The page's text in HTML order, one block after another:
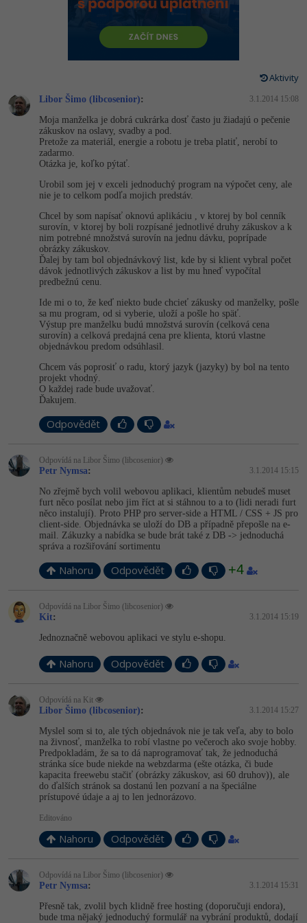
HTML5, CSS3, Bootstrap, SEO
SQL a databáze
UML a návrhové vzory
React
Spring
ASP.NET MVC
Django
Best practices
JavaScript
Python
HTML / CSS
UML a návrhové vzory
MySQL/MariaDB
MS-SQL
SQLite
Vývojář mobilních aplikací
Specialista na AI a bigdata
Webdesigner
Tester
Systémový administrátor
Grafik / UX/UI návrhář
3D grafik
Projektový manažer
Databázový analytik
Copywriter
WordPress specialista
SEO specialista
Python -80%
JavaScript -80%
-80%
Swift -80%
Kotlin -80%
-80%
VB.NET
SQL
Návrh SW -80%
Algoritmy -41%
Umělá inteligence (AI) -10%
Pro děti
Více
Fórum
Digitální gramotnost
Marketing -30%
-30%
UX
Kryptoměny -25%
Copywriting -30%
MS Office -80%
Google Dokumenty
Time management
Windows
Linux
Sítě
Kybernetická bezpečnost
Elektronický podpis
Fórum
-80%
Adobe Illustrator -80%
Adobe XD
Adobe InDesign -25%
Adobe After Effects
Blender
Inkscape
Fotografování -80%
Video
Ostatní
Fórum
Aktivity
Libor Šimo (libcosenior): 3.1.2014 15:08
Moja manželka je dobrá cukrárka dosť často ju žiadajú o pečenie
zákuskov na oslavy, svadby a pod.
Pretože za materiál, energie a robotu je treba platiť, nerobí to
zadarmo.
Otázka je, koľko pýtať.
Urobil som jej v exceli jednoduchý program na výpočet ceny, ale
nie je to celkom podľa mojich predstáv.
Chcel by som napísať oknovú aplikáciu , v ktorej by bol cenník
surovín, v ktorej by boli rozpísané jednotlivé druhy zákuskov a k
nim potrebné množstvá surovín na jednu dávku, poprípade
obrázky zákuskov.
Ďalej by tam bol objednávkový list, kde by si klient vybral počet
dávok jednotlivých zákuskov a list by mu hneď vypočítal
predbežnú cenu.
Ide mi o to, že keď niekto bude chcieť zákusky od manželky, pošle
sa mu program, od si vyberie, uloží a pošle ho späť.
Výstup pre manželku budú množstvá surovín (celková cena
surovín) a celková predajná cena pre klienta, ktorú vlastne
objednávkou predom odsúhlasil.
Chcem vás poprosiť o radu, ktorý jazyk (jazyky) by bol na tento
projekt vhodný.
O každej rade bude uvažovať.
Ďakujem.
Odpovědět
Odpovídá na Libor Šimo (libcosenior)
Petr Nymsa: 3.1.2014 15:15
No zřejmě bych volil webovou aplikaci, klientům nebudeš muset
furt něco posílat nebo jim říct at si stáhnou to a to (lidi neradi furt
něco instalují). Proto PHP pro server-side a HTML / CSS + JS pro
client-side. Objednávka se uloží do DB a případně přepošle na e-
mail. Zákuzky a nabídka se bude brát také z DB -> jednoduchá
správa a rozšiřování sortimentu
Nahoru Odpovědět +4
Odpovídá na Libor Šimo (libcosenior)
Kit: 3.1.2014 15:19
Jednoznačně webovou aplikaci ve stylu e-shopu.
Nahoru Odpovědět
Odpovídá na Kit
Libor Šimo (libcosenior): 3.1.2014 15:27
Myslel som si to, ale tých objednávok nie je tak veľa, aby to bolo
na živnosť, manželka to robí vlastne po večeroch ako svoje hobby.
Predpokladám, že sa to dá naprogramovať tak, že jednoduchá
stránka síce bude niekde na webzdarma (ešte otázka, či bude
kapacita freewebu stačiť (obrázky zákuskov, asi 60 druhov)), ale
do ďalších stránok sa dostanú len pozvaní a na špeciálne
prístupové údaje a aj to len jednorázovo.
Editováno
Nahoru Odpovědět
Odpovídá na Libor Šimo (libcosenior)
Petr Nymsa: 3.1.2014 15:31
Přesně tak, zvolil bych klidně free hosting (doporučuji endora),
bude tma nějaký jednoduchý formulář na vybrání produktů, dodají